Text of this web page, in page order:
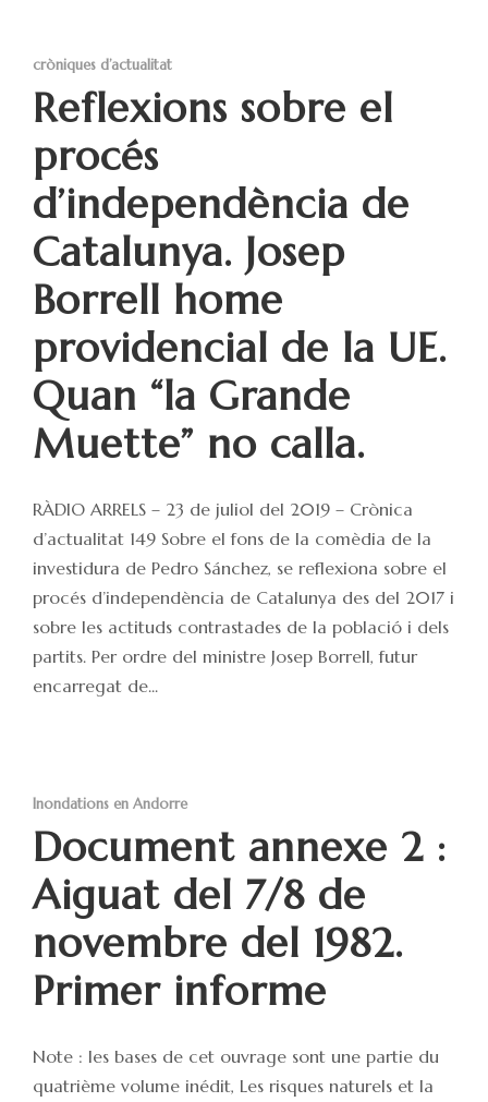
cròniques d’actualitat
Reflexions sobre el
procés
d’independència de
Catalunya. Josep
Borrell home
providencial de la UE.
Quan “la Grande
Muette” no calla.
RÀDIO ARRELS – 23 de juliol del 2019 – Crònica
d’actualitat 149 Sobre el fons de la comèdia de la
investidura de Pedro Sánchez, se reflexiona sobre el
procés d’independència de Catalunya des del 2017 i
sobre les actituds contrastades de la població i dels
partits. Per ordre del ministre Josep Borrell, futur
encarregat de...
Inondations en Andorre
Document annexe 2 :
Aiguat del 7/8 de
novembre del 1982.
Primer informe
Note : les bases de cet ouvrage sont une partie du
quatrième volume inédit, Les risques naturels et la